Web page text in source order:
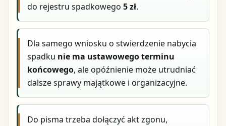
do rejestru spadkowego5 zł.
Dla samego wniosku o stwierdzenie nabycia
spadku nie ma ustawowego terminu
końcowego, ale opóźnienie może utrudniać
dalsze sprawy majątkowe i organizacyjne.
Do pisma trzeba dołączyć akt zgonu,